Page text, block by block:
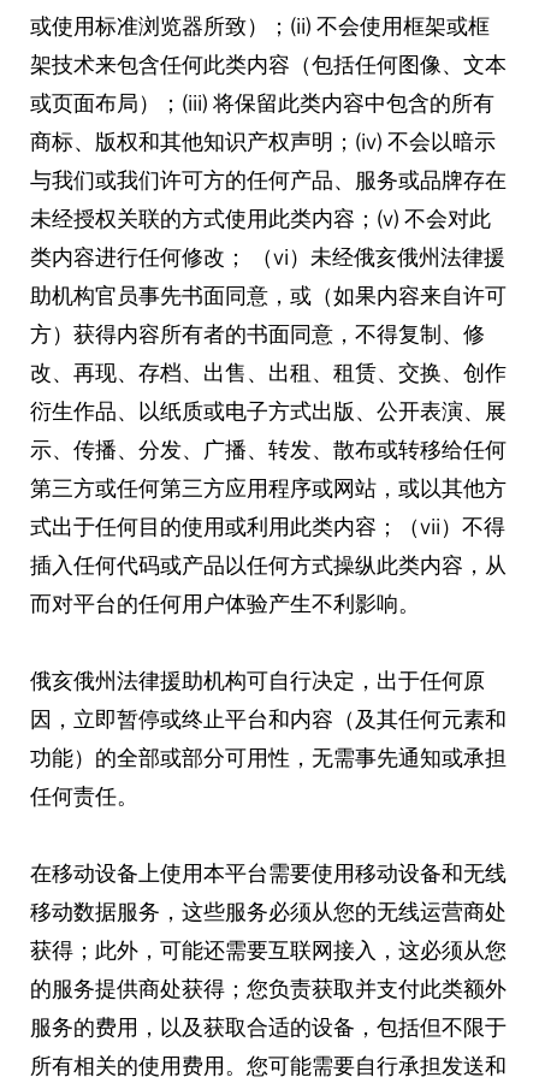
或使用标准浏览器所致）；(ii) 不会使用框架或框
架技术来包含任何此类内容（包括任何图像、文本
或页面布局）；(iii) 将保留此类内容中包含的所有
商标、版权和其他知识产权声明；(iv) 不会以暗示
与我们或我们许可方的任何产品、服务或品牌存在
未经授权关联的方式使用此类内容；(v) 不会对此
类内容进行任何修改； （vi）未经俄亥俄州法律援
助机构官员事先书面同意，或（如果内容来自许可
方）获得内容所有者的书面同意，不得复制、修
改、再现、存档、出售、出租、租赁、交换、创作
衍生作品、以纸质或电子方式出版、公开表演、展
示、传播、分发、广播、转发、散布或转移给任何
第三方或任何第三方应用程序或网站，或以其他方
式出于任何目的使用或利用此类内容；（vii）不得
插入任何代码或产品以任何方式操纵此类内容，从
而对平台的任何用户体验产生不利影响。
俄亥俄州法律援助机构可自行决定，出于任何原
因，立即暂停或终止平台和内容（及其任何元素和
功能）的全部或部分可用性，无需事先通知或承担
任何责任。
在移动设备上使用本平台需要使用移动设备和无线
移动数据服务，这些服务必须从您的无线运营商处
获得；此外，可能还需要互联网接入，这必须从您
的服务提供商处获得；您负责获取并支付此类额外
服务的费用，以及获取合适的设备，包括但不限于
所有相关的使用费用。您可能需要自行承担发送和